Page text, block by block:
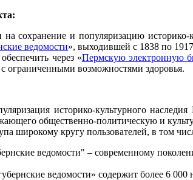
на сохранение и популяризацию
ведомости», выходившей с 1838 по
через «Пермскую электронную
ограниченными возможностями здоровья.
историко-культурного
общественно-политическую и
широкому кругу пользователей, в том
ведомости" – современному
ведомости» содержит более 6